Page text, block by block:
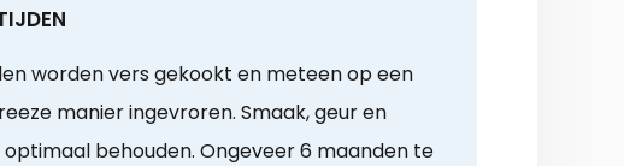
worden vers gekookt en meteen op een
manier ingevroren. Smaak, geur en
behouden. Ongeveer 6 maanden te